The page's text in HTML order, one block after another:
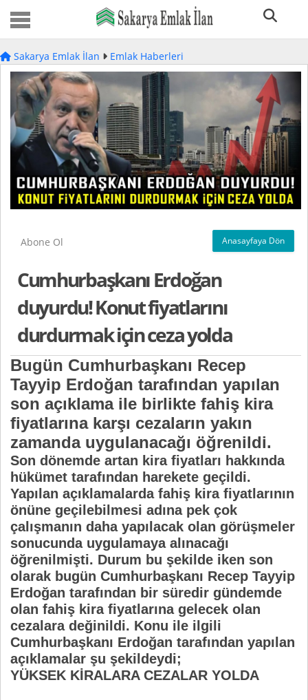
Sakarya Emlak İlan Emlak Haberleri
Abone Ol Anasayfaya Dön
Cumhurbaşkanı Erdoğan
duyurdu! Konut fiyatlarını
durdurmak için ceza yolda
Bugün Cumhurbaşkanı Recep
Tayyip Erdoğan tarafından yapılan
son açıklama ile birlikte fahiş kira
fiyatlarına karşı cezaların yakın
zamanda uygulanacağı öğrenildi.
Son dönemde artan kira fiyatları hakkında
hükümet tarafından harekete geçildi.
Yapılan açıklamalarda fahiş kira fiyatlarının
önüne geçilebilmesi adına pek çok
çalışmanın daha yapılacak olan görüşmeler
sonucunda uygulamaya alınacağı
öğrenilmişti. Durum bu şekilde iken son
olarak bugün Cumhurbaşkanı Recep Tayyip
Erdoğan tarafından bir süredir gündemde
olan fahiş kira fiyatlarına gelecek olan
cezalara değinildi. Konu ile ilgili
Cumhurbaşkanı Erdoğan tarafından yapılan
açıklamalar şu şekildeydi;
YÜKSEK KİRALARA CEZALAR YOLDA